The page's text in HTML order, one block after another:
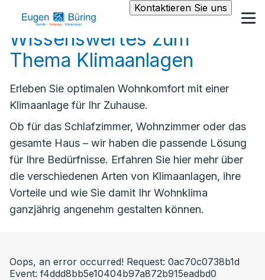
Kontaktieren Sie uns
Wissenswertes zum
Thema Klimaanlagen
Erleben Sie optimalen Wohnkomfort mit einer
Klimaanlage für Ihr Zuhause.
Ob für das Schlafzimmer, Wohnzimmer oder das
gesamte Haus – wir haben die passende Lösung
für Ihre Bedürfnisse. Erfahren Sie hier mehr über
die verschiedenen Arten von Klimaanlagen, ihre
Vorteile und wie Sie damit Ihr Wohnklima
ganzjährig angenehm gestalten können.
Oops, an error occurred! Request: 0ac70c0738b1d
Event: f4ddd8bb5e10404b97a872b915eadbd0